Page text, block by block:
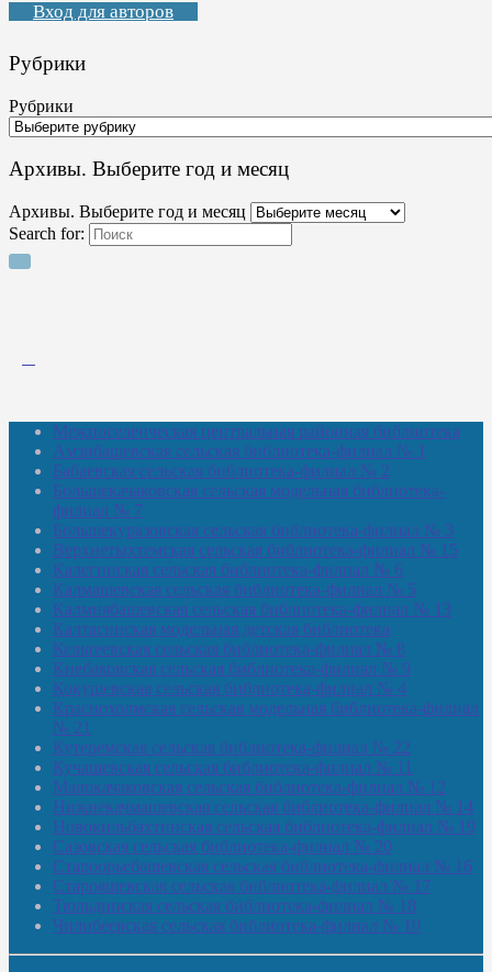
Вход для авторов
Рубрики
Рубрики
Архивы. Выберите год и месяц
Архивы. Выберите год и месяц
Search for:
Межпоселенческая центральная районная библиотека
Амзибашевская сельская библиотека-филиал № 1
Бабаевская сельская библиотека-филиал № 2
Большекачаковская сельская модельная библиотека-
филиал № 7
Большекуразовская сельская библиотека-филиал № 3
Верхнетыхтемская сельская библиотека-филиал № 15
Калегинская сельская библиотека-филиал № 6
Калмашевская сельская библиотека-филиал № 5
Калмиябашевская сельская библиотека-филиал № 13
Калтасинская модельная детская библиотека
Кельтеевская сельская библиотека-филиал № 8
Киебаковская сельская библиотека-филиал № 9
Кокушевская сельская библиотека-филиал № 4
Краснохолмская сельская модельная библиотека-филиал
№ 21
Кутеремская сельская библиотека-филиал № 22
Кучашевская сельская библиотека-филиал № 11
Малокачаковская сельская библиотека-филиал № 12
Нижнекачмашевская сельская библиотека-филиал № 14
Новокильбахтинская сельская библиотека-филиал № 19
Сазовская сельская библиотека-филиал № 20
Староорьебашевская сельская библиотека-филиал № 16
Старояшевская сельская библиотека-филиал № 17
Тюльдинская сельская библиотека-филиал № 18
Чилибеевская сельская библиотека-филиал № 10